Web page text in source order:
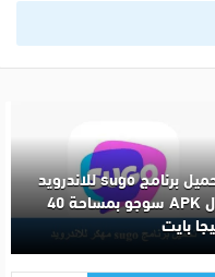
تحميل برنامج sugo للاندرويد
نزل APK سوجو بمساحة 40
بايت